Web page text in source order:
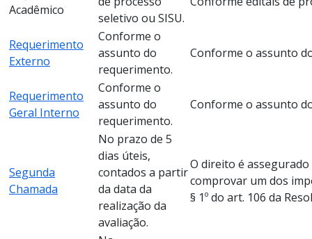
Acadêmico
seletivo ou SISU.
Requerimento
Externo
Conforme o
assunto do
requerimento.
Conforme o assunto
Requerimento
Geral Interno
Conforme o
assunto do
requerimento.
Conforme o assunto
Segunda
Chamada
No prazo de 5
dias úteis,
contados a partir
da data da
realização da
avaliação.
O direito é
comprovar um dos
§ 1º do art. 106 da